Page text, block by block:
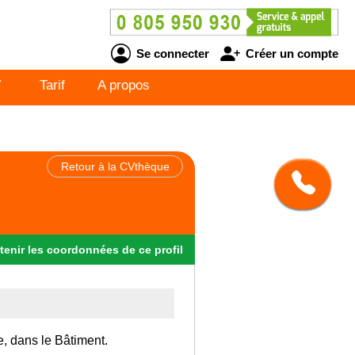
Se connecter Créer un compte
Tarif A propos
Retour à la CVthèque
les coordonnées de ce profil
dans le Bâtiment.